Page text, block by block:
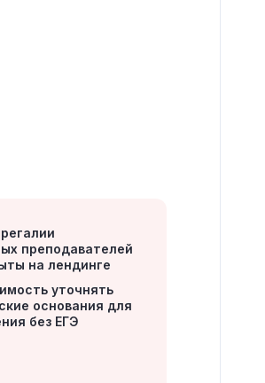
преподавателей
на лендинге
уточнять
основания для
без ЕГЭ